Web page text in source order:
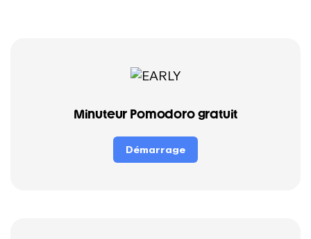
Minuteur Pomodoro gratuit
Démarrage